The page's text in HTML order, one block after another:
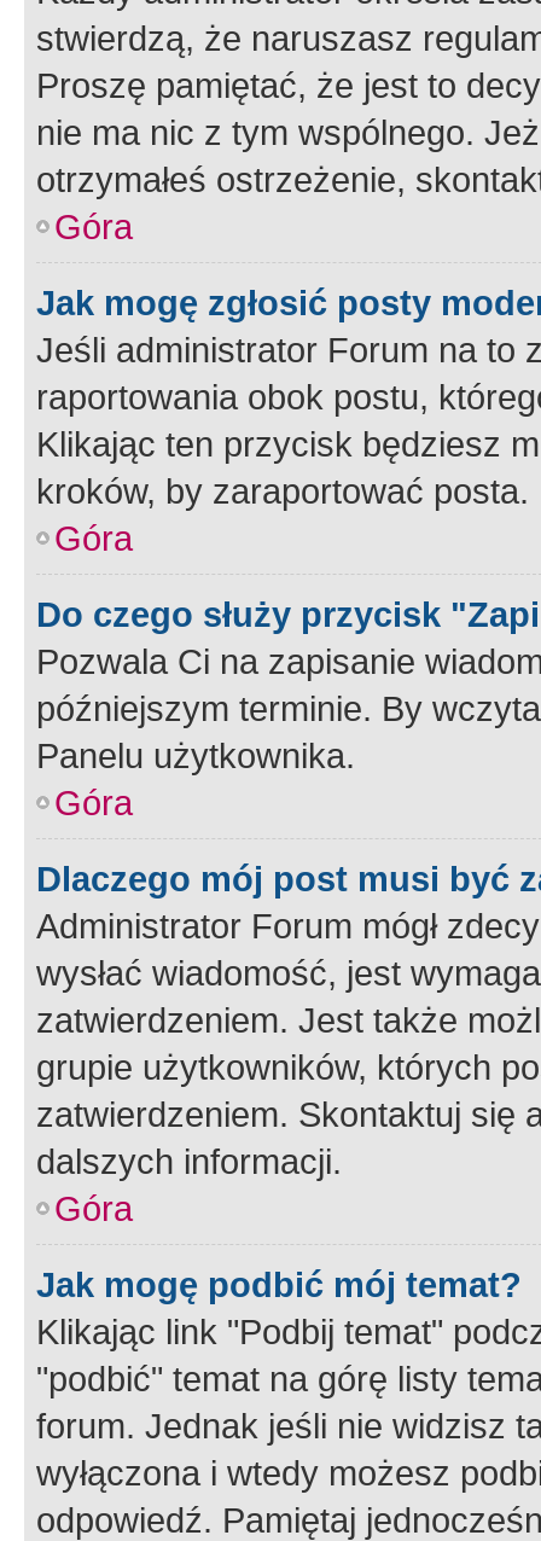
stwierdzą, że naruszasz
Proszę pamiętać, że jest to
nie ma nic z tym wspólnego.
otrzymałeś ostrzeżenie,
Góra
Jak mogę zgłosić posty
Jeśli administrator Forum na to
raportowania obok postu,
Klikając ten przycisk będziesz
kroków, by zaraportować posta.
Góra
Do czego służy przycisk
Pozwala Ci na zapisanie
późniejszym terminie. By
Panelu użytkownika.
Góra
Dlaczego mój post musi być
Administrator Forum mógł
wysłać wiadomość, jest
zatwierdzeniem. Jest także
grupie użytkowników, których
zatwierdzeniem. Skontaktuj się
dalszych informacji.
Góra
Jak mogę podbić mój temat?
Klikając link "Podbij temat"
"podbić" temat na górę listy
forum. Jednak jeśli nie widzisz
wyłączona i wtedy możesz
odpowiedź. Pamiętaj